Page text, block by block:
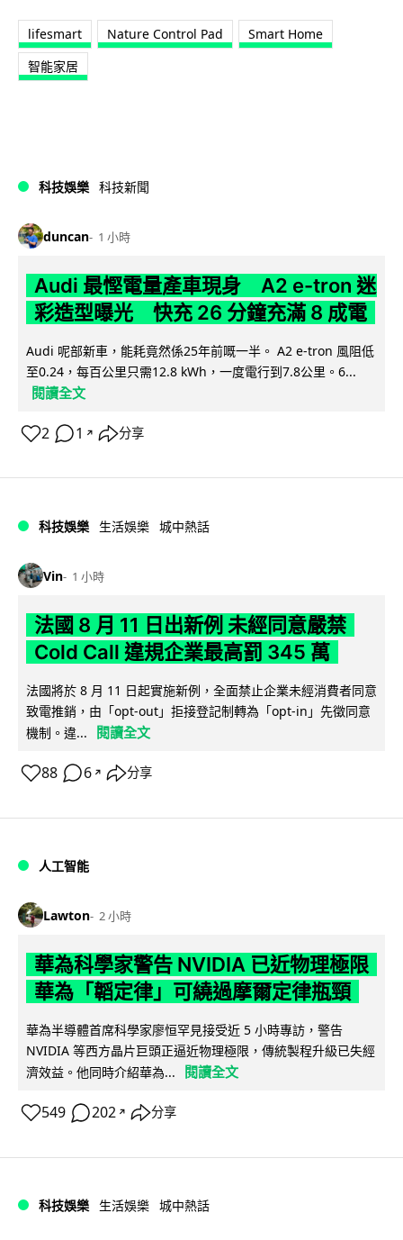
lifesmart Nature Control Pad
Smart Home
智能家居
科技娛樂 科技新聞
duncan 1 小時
Audi 最慳電量產車現身 A2 e-tron 迷
彩造型曝光 快充 26 分鐘充滿 8 成電
Audi 呢部新車，能耗竟然係25年前嘅一半。 A2 e-tron 風阻低
至0.24，每百公里只需12.8 kWh，一度電行到7.8公里。6...
閱讀全文
2 1 ↗ 分享
科技娛樂 生活娛樂 城中熱話
Vin 1 小時
法國 8 月 11 日出新例 未經同意嚴禁
Cold Call 違規企業最高罰 345 萬
法國將於 8 月 11 日起實施新例，全面禁止企業未經消費者同意
致電推銷，由「opt-out」拒接登記制轉為「opt-in」先徵同意
機制。違...
閱讀全文
88 6 ↗ 分享
人工智能
Lawton 2 小時
華為科學家警告 NVIDIA 已近物理極限
華為「韜定律」可繞過摩爾定律瓶頸
華為半導體首席科學家廖恒罕見接受近 5 小時專訪，警告
NVIDIA 等西方晶片巨頭正逼近物理極限，傳統製程升級已失經
濟效益。他同時介紹華為...
閱讀全文
549 202 ↗ 分享
科技娛樂 生活娛樂 城中熱話